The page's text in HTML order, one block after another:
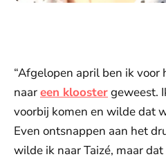
“Afgelopen april ben ik voor
naareen kloostergeweest.
voorbij komen en wilde dat
Even ontsnappen aan het
wilde ik naar Taizé, maar